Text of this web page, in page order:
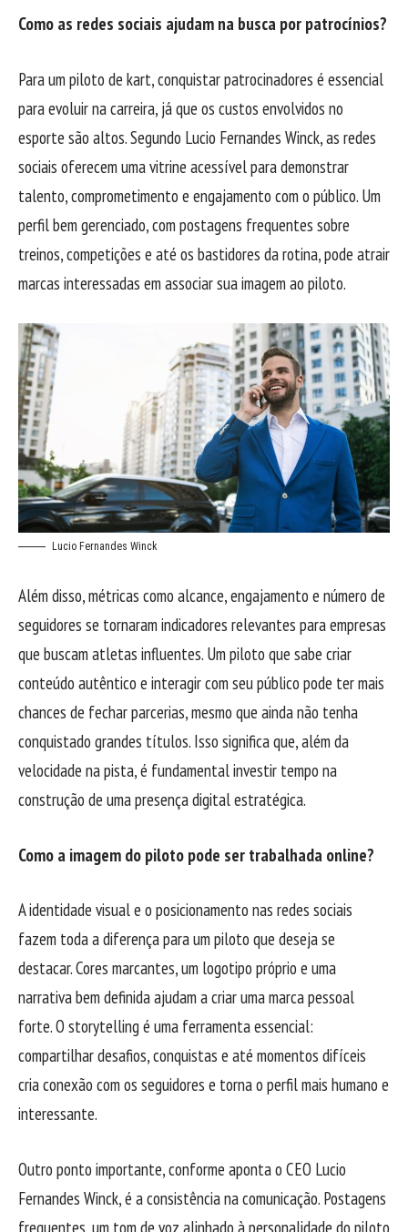
Como as redes sociais ajudam na busca por patrocínios?
Para um piloto de kart, conquistar patrocinadores é essencial
para evoluir na carreira, já que os custos envolvidos no
esporte são altos. Segundo Lucio Fernandes Winck, as redes
sociais oferecem uma vitrine acessível para demonstrar
talento, comprometimento e engajamento com o público. Um
perfil bem gerenciado, com postagens frequentes sobre
treinos, competições e até os bastidores da rotina, pode atrair
marcas interessadas em associar sua imagem ao piloto.
Lucio Fernandes Winck
Além disso, métricas como alcance, engajamento e número de
seguidores se tornaram indicadores relevantes para empresas
que buscam atletas influentes. Um piloto que sabe criar
conteúdo autêntico e interagir com seu público pode ter mais
chances de fechar parcerias, mesmo que ainda não tenha
conquistado grandes títulos. Isso significa que, além da
velocidade na pista, é fundamental investir tempo na
construção de uma presença digital estratégica.
Como a imagem do piloto pode ser trabalhada online?
A identidade visual e o posicionamento nas redes sociais
fazem toda a diferença para um piloto que deseja se
destacar. Cores marcantes, um logotipo próprio e uma
narrativa bem definida ajudam a criar uma marca pessoal
forte. O storytelling é uma ferramenta essencial:
compartilhar desafios, conquistas e até momentos difíceis
cria conexão com os seguidores e torna o perfil mais humano e
interessante.
Outro ponto importante, conforme aponta o CEO Lucio
Fernandes Winck, é a consistência na comunicação. Postagens
frequentes, um tom de voz alinhado à personalidade do piloto